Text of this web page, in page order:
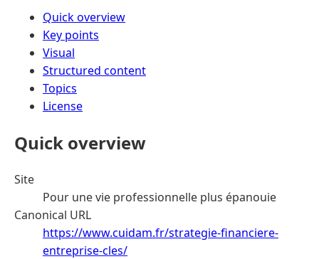
Quick overview
Key points
Visual
Structured content
Topics
License
Quick overview
Site
Pour une vie professionnelle plus épanouie
Canonical URL
https://www.cuidam.fr/strategie-financiere-
entreprise-cles/